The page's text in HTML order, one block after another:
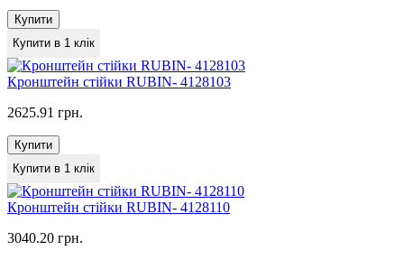
Купити
Купити в 1 клік
Кронштейн стійки RUBIN- 4128103
2625.91 грн.
Купити
Купити в 1 клік
Кронштейн стійки RUBIN- 4128110
3040.20 грн.